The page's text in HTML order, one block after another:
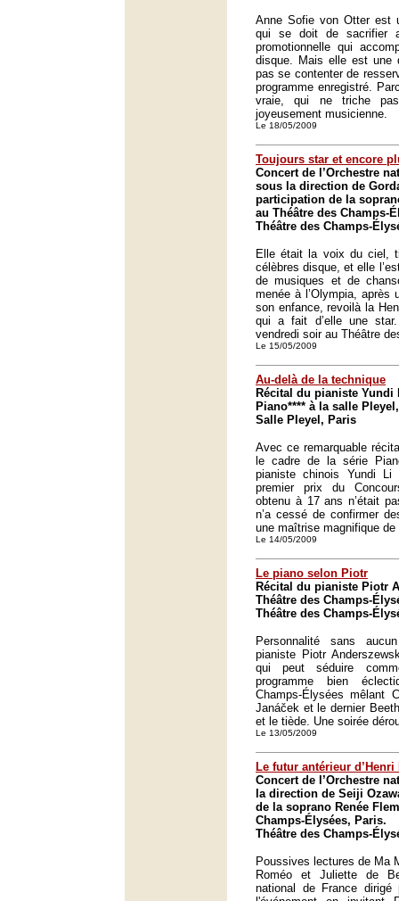
Anne Sofie von Otter est
qui se doit de sacrifier
promotionnelle qui
disque. Mais elle est
pas se contenter de
programme enregistré.
vraie, qui ne triche
joyeusement musicienne.
Le 18/05/2009
Toujours star et encore
Concert de l’Orchestre
sous la direction de
participation de la
au Théâtre des Champs-
Théâtre des Champs-
Elle était la voix du ciel,
célèbres disque, et elle
de musiques et de
menée à l’Olympia, après
son enfance, revoilà la
qui a fait d’elle une
vendredi soir au Théâtre
Le 15/05/2009
Au-delà de la technique
Récital du pianiste Yundi
Piano**** à la salle
Salle Pleyel, Paris
Avec ce remarquable
le cadre de la série
pianiste chinois Yundi
premier prix du
obtenu à 17 ans n’était
n’a cessé de confirmer
une maîtrise magnifique de
Le 14/05/2009
Le piano selon Piotr
Récital du pianiste Piotr
Théâtre des Champs-
Théâtre des Champs-
Personnalité sans
pianiste Piotr
qui peut séduire
programme bien
Champs-Élysées mêlant
Janáček et le dernier
et le tiède. Une soirée
Le 13/05/2009
Le futur antérieur
Concert de l’Orchestre
la direction de Seiji
de la soprano Renée
Champs-Élysées, Paris.
Théâtre des Champs-
Poussives lectures de Ma
Roméo et Juliette de
national de France